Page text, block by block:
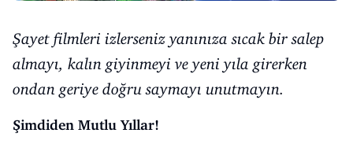
Şayet filmleri izlerseniz yanınıza sıcak bir salep
almayı, kalın giyinmeyi ve yeni yıla girerken
ondan geriye doğru saymayı unutmayın.
Şimdiden Mutlu Yıllar!